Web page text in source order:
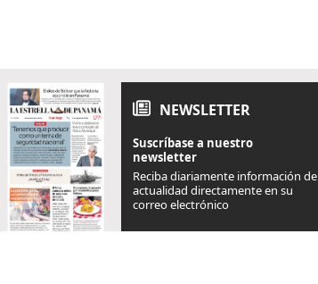
NEWSLETTER
Suscríbase a nuestro
newsletter
Reciba diariamente información de
actualidad directamente en su
correo electrónico